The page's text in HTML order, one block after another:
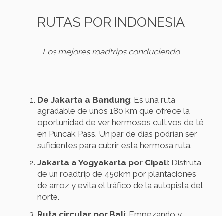
RUTAS POR INDONESIA
Los mejores roadtrips conduciendo
De Jakarta a Bandung: Es una ruta
agradable de unos 180 km que ofrece la
oportunidad de ver hermosos cultivos de té
en Puncak Pass. Un par de días podrían ser
suficientes para cubrir esta hermosa ruta.
Jakarta a Yogyakarta por Cipali: Disfruta
de un roadtrip de 450km por plantaciones
de arroz y evita el tráfico de la autopista del
norte.